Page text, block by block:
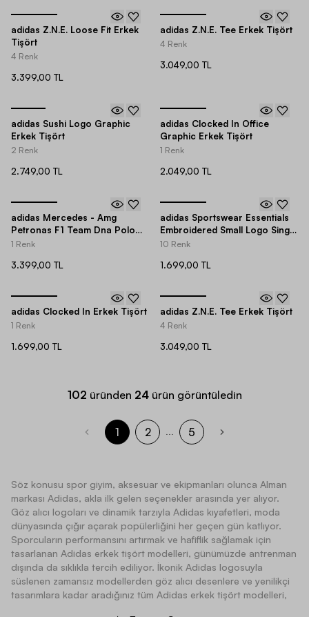
adidas Z.N.E. Loose Fit Erkek
Tişört
4 Renk
3.399,00 TL
adidas Z.N.E. Tee Erkek Tişört
4 Renk
3.049,00 TL
adidas Sushi Logo Graphic
Erkek Tişört
2 Renk
2.749,00 TL
adidas Clocked In Office
Graphic Erkek Tişört
1 Renk
2.049,00 TL
adidas Mercedes - Amg
Petronas F1 Team Dna Polo
Erkek Tişört
1 Renk
3.399,00 TL
adidas Sportswear Essentials
Embroidered Small Logo Single
Jersey Short-Sleeve Erkek
10 Renk
1.699,00 TL
adidas Clocked In Erkek Tişört
1 Renk
1.699,00 TL
adidas Z.N.E. Tee Erkek Tişört
4 Renk
3.049,00 TL
102 üründen 24 ürün görüntüledin
1 2 ... 5
Söz konusu spor giyim, aksesuar ve ekipmanları olunca Alman
markası Adidas, akla ilk gelen seçenekler arasında yer alıyor.
Göz alıcı logoları ve dinamik tarzıyla Adidas kıyafetleri, moda
dünyasında çığır açarak popülerliğini her geçen gün katlıyor.
Sporcuların performansını artırmak ve hafiflik sağlamak için
tasarlanan Adidas erkek tişört modelleri, günümüzde antrenman
dışında da sıklıkla tercih ediliyor. İkonik Adidas logosuyla
süslenen zamansız modellerden göz alıcı desenlere ve yenilikçi
tasarımlara kadar aradığınız tüm Adidas erkek tişört modelleri,